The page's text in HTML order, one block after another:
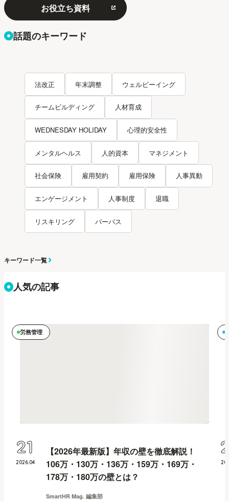
お役立ち資料
話題のキーワード
法改正 年末調整 ウェルビーイング
チームビルディング 人材育成
WEDNESDAY HOLIDAY 心理的安全性
メンタルヘルス 人的資本 マネジメント
社会保険 雇用契約 雇用保険 人事異動
エンゲージメント 人事制度 退職
リスキリング パーパス
キーワード一覧
人気の記事
労務管理
【2026年最新版】年収の壁を徹底解説！
106万・130万・136万・159万・169万・
178万・180万の壁とは？
SmartHR Mag. 編集部
2026.04
21